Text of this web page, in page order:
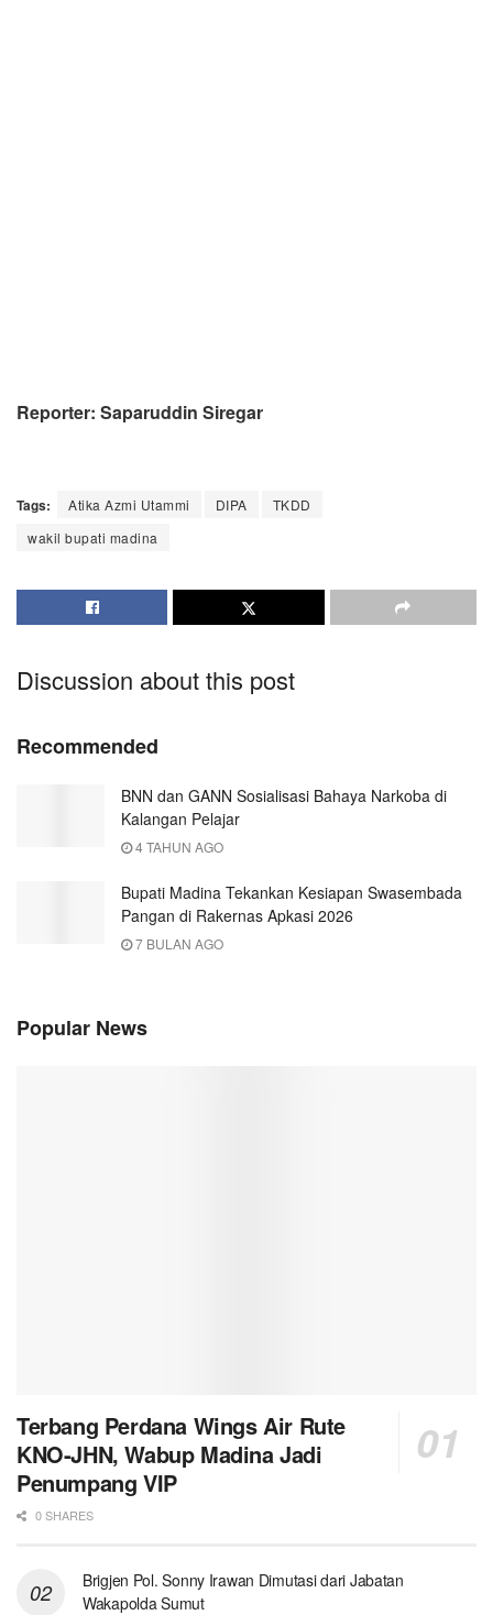
Reporter: Saparuddin Siregar
Tags: Atika Azmi Utammi DIPA
TKDD
wakil bupati madina
Discussion about this post
Recommended
BNN dan GANN Sosialisasi Bahaya Narkoba di
Kalangan Pelajar
4 TAHUN AGO
Bupati Madina Tekankan Kesiapan Swasembada
Pangan di Rakernas Apkasi 2026
7 BULAN AGO
Popular News
Terbang Perdana Wings Air Rute
KNO-JHN, Wabup Madina Jadi
Penumpang VIP
0 SHARES
Brigjen Pol. Sonny Irawan Dimutasi dari Jabatan
Wakapolda Sumut